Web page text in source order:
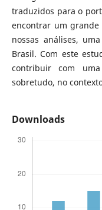
traduzidos para o
encontrar um grande
nossas análises,
Brasil. Com este
contribuir com
sobretudo, no
Downloads